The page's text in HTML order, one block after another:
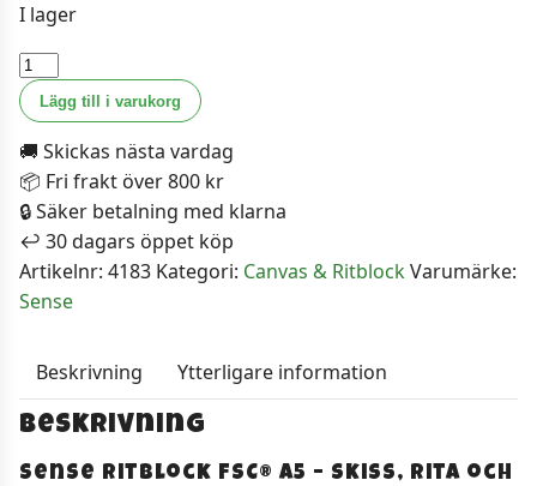
I lager
Artist
Collection
-
Ritblock
A5
120g
mängd
Lägg till i varukorg
🚚 Skickas nästa vardag
📦 Fri frakt över 800 kr
🔒 Säker betalning med klarna
↩️ 30 dagars öppet köp
Artikelnr: 4183 Kategori: Canvas & RitblockVarumärke:
Sense
Beskrivning Ytterligare information
Beskrivning
Sense Ritblock FSC® A5 – skiss, rita och